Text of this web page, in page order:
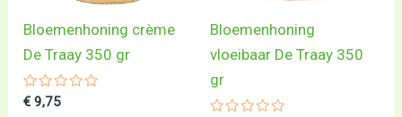
Bloemenhoning crème
De Traay 350 gr
Gewaardeerd
€ 9,75
Bloemenhoning
vloeibaar De Traay 350
gr